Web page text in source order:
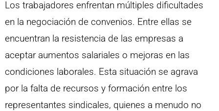
Los trabajadores enfrentan múltiples dificultades
en la negociación de convenios. Entre ellas se
encuentran la resistencia de las empresas a
aceptar aumentos salariales o mejoras en las
condiciones laborales. Esta situación se agrava
por la falta de recursos y formación entre los
representantes sindicales, quienes a menudo no